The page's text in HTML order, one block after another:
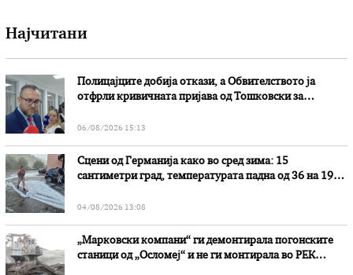
Најчитани
Полицајците добија откази, а Обвителството ја
отфрли кривичната пријава од Тошковски за
06/08/2026 15:13
Сцени од Германија како во сред зима: 15
сантиметри град, температурата падна од 36 на 19
04/08/2026 13:08
„Марковски компани“ ги демонтирала погонските
станици од „Осломеј“ и не ги монтирала во РЕК